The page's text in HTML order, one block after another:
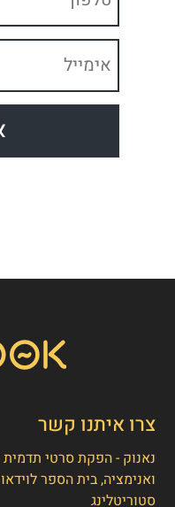
צרו איתנו קשר
נאנוק - הפקת סרטי תדמית
ואנימציה, בית הספר לוידאו
סטוריטלינג